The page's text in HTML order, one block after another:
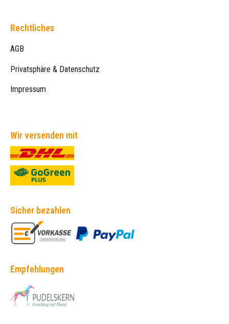
Rechtliches
AGB
Privatsphäre & Datenschutz
Impressum
Wir versenden mit
Sicher bezahlen
Empfehlungen